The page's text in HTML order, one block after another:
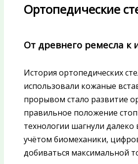
Ортопедические
От древнего ремесла к
История ортопедических
использовали кожаные
прорывом стало развитие
правильное положение
технологии шагнули
учётом биомеханики,
добиваться максимальной